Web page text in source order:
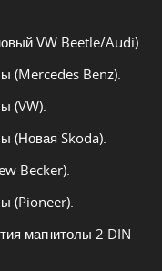
VW Beetle/Audi).
(Mercedes Benz).
(VW).
(Новая Skoda).
Becker).
(Pioneer).
магнитолы 2 DIN